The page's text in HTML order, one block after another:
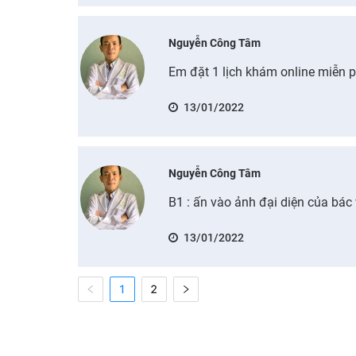
Nguyễn Công Tâm
Em đặt 1 lịch khám online miễn
13/01/2022
Nguyễn Công Tâm
B1 : ấn vào ảnh đại diện của
13/01/2022
1 2